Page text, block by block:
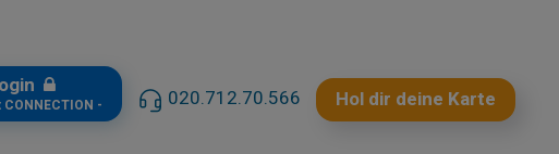
- 020.712.70.566 Hol dir deine Karte